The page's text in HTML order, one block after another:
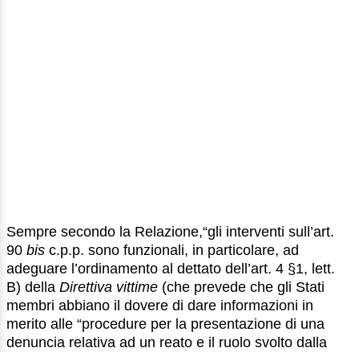
Sempre secondo la Relazione,“gli interventi sull’art.
90 bis c.p.p. sono funzionali, in particolare, ad
adeguare l’ordinamento al dettato dell’art. 4 §1, lett.
B) della Direttiva vittime (che prevede che gli Stati
membri abbiano il dovere di dare informazioni in
merito alle “procedure per la presentazione di una
denuncia relativa ad un reato e il ruolo svolto dalla